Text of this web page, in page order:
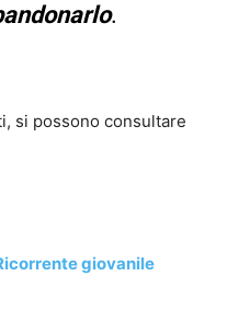
.
si possono consultare
giovanile